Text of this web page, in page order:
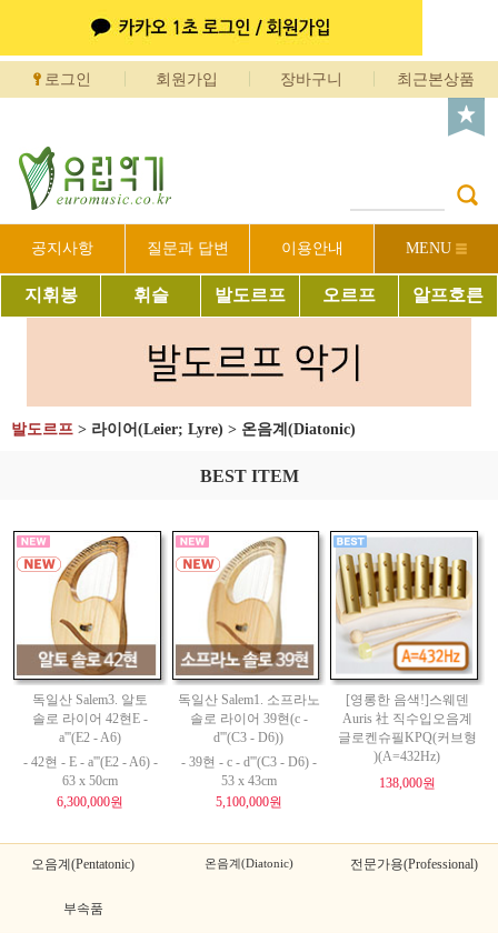
로그인 회원가입 장바구니 최근본상품
공지사항 질문과 답변 이용안내 MENU
지휘봉 휘슬 발도르프 오르프 알프호른
발도르프 > 라이어(Leier; Lyre) > 온음계(Diatonic)
BEST ITEM
독일산 Salem3. 알토
솔로 라이어 42현E -
a'''(E2 - A6)
- 42현 - E - a'''(E2 - A6) -
63 x 50cm
6,300,000원
독일산 Salem1. 소프라노
솔로 라이어 39현(c -
d'''(C3 - D6))
- 39현 - c - d'''(C3 - D6) -
53 x 43cm
5,100,000원
[영롱한 음색!]스웨덴
Auris 社 직수입오음계
글로켄슈필KPQ(커브형
)(A=432Hz)
138,000원
오음계(Pentatonic) 온음계(Diatonic) 전문가용(Professional)
부속품